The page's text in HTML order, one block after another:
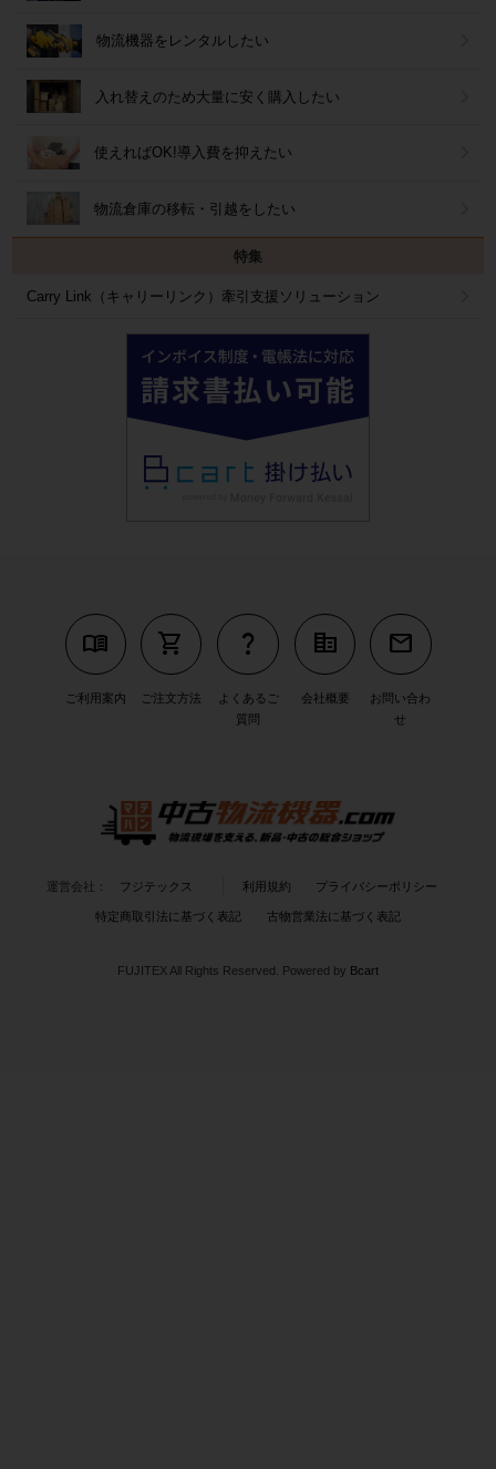
物流機器をレンタルしたい
入れ替えのため大量に安く購入したい
使えればOK!導入費を抑えたい
物流倉庫の移転・引越をしたい
特集
Carry Link（キャリーリンク）牽引支援ソリューション
menu_book
ご利用案内
shopping_cart
ご注文方法
question_mark
よくあるご
質問
corporate_fare
会社概要
mail
お問い合わ
せ
運営会社： フジテックス 利用規約 プライバシーポリシー
特定商取引法に基づく表記 古物営業法に基づく表記
FUJITEX All Rights Reserved. Powered by Bcart